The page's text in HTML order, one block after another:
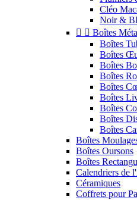
Cléo
Noir &
  Boîtes
Boîtes
Boîtes
Boîtes
Boîtes
Boîtes
Boîtes
Boîtes
Boîtes
Boîtes
Boîtes
Boîtes Oursons
Boîtes
Calendriers de
Céramiques
Coffrets pour